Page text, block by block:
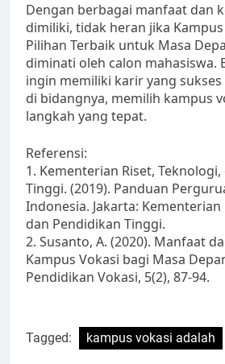
Dengan berbagai manfaat dan
dimiliki, tidak heran jika
Pilihan Terbaik untuk Masa
diminati oleh calon mahasiswa.
ingin memiliki karir yang
di bidangnya, memilih kampus
langkah yang tepat.
Referensi:
1. Kementerian Riset,
Tinggi. (2019). Panduan
Indonesia. Jakarta: Kementerian
dan Pendidikan Tinggi.
2. Susanto, A. (2020). Manfaat
Kampus Vokasi bagi Masa
Pendidikan Vokasi, 5(2), 87-94.
Tagged: kampus vokasi adalah